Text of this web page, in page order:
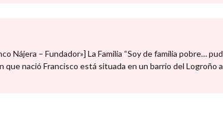
– Fundador»] La Familia “Soy de familia pobre…
que nació Francisco está situada en un barrio del Logroño